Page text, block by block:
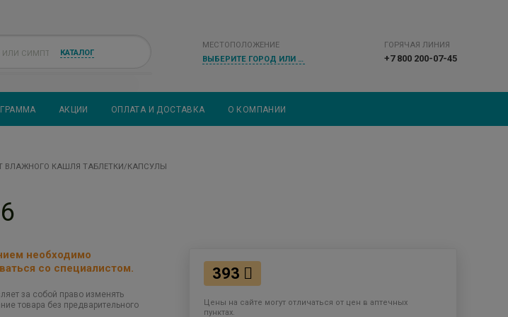
КАТАЛОГ
МЕСТОПОЛОЖЕНИЕ
ВЫБЕРИТЕ ГОРОД ИЛИ НАСЕЛЕННЫЙ ПУНКТ
ГОРЯЧАЯ ЛИНИЯ
+7 800 200-07-45
АКЦИИ ОПЛАТА И ДОСТАВКА О КОМПАНИИ
ВЛАЖНОГО КАШЛЯ ТАБЛЕТКИ/КАПСУЛЫ
необходимо
со специалистом.
за собой право изменять
товара без предварительного
393
Цены на сайте могут отличаться от цен в аптечных
пунктах.